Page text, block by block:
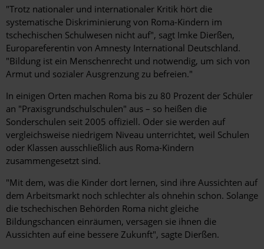
"Trotz nationaler und internationaler Kritik hört die
systematische Diskriminierung von Roma-Kindern im
tschechischen Schulwesen nicht auf", sagt Imke Dierßen,
Europareferentin von Amnesty International Deutschland.
"Bildung ist ein Menschenrecht und notwendig, um sich von
Armut und sozialer Ausgrenzung zu befreien."
In einigen Orten machen Roma bis zu 80 Prozent der Schüler
an "Praxisgrundschulschulen" aus – so heißen die
Sonderschulen seit 2005 offiziell. Oder sie werden auf
vergleichsweise niedrigem Niveau unterrichtet, weil Schulen
oder Klassen ausschließlich aus Roma-Kindern
zusammengesetzt sind.
"Mit dem, was die Kinder dort lernen, sind ihre Aussichten auf
dem Arbeitsmarkt noch schlechter als ohnehin schon. Solange
die tschechischen Behörden Roma nicht gleiche
Bildungschancen einräumen, versagen sie ihnen die
Aussichten auf eine bessere Zukunft", sagte Dierßen.